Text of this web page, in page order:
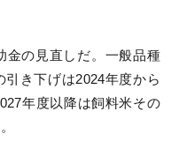
金の見直しだ。一般品種
き下げは2024年度から
年度以降は飼料米その